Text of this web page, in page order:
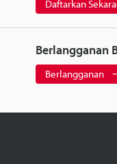
Daftarkan
Berlangganan
Berlangganan